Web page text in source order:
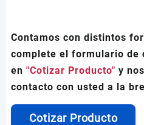
Contamos con distintos
complete el formulario de
en "Cotizar Producto" y
contacto con usted a la
Cotizar Producto